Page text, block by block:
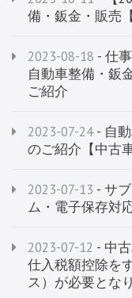
2023-07-12 - 中
仕入税額控除を
ス）が必要とな
2023-07-13 - サ
ム・電子保存対
2023-07-24- 自動
のご紹介【中古車
2023-08-18 - 仕
自動車整備・鈑
ご紹介
備・鈑金・販売